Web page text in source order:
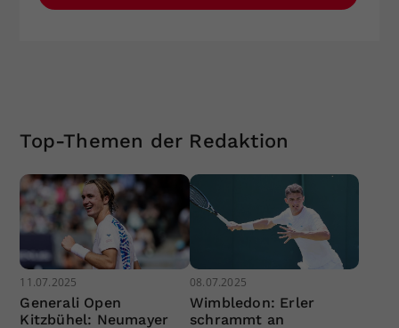
Top-Themen der Redaktion
11.07.2025
Generali Open
Kitzbühel: Neumayer
08.07.2025
Wimbledon: Erler
schrammt an